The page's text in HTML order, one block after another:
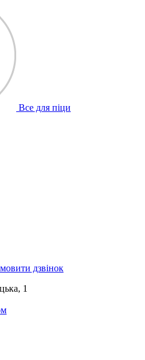
Все для піци
дзвінок
1